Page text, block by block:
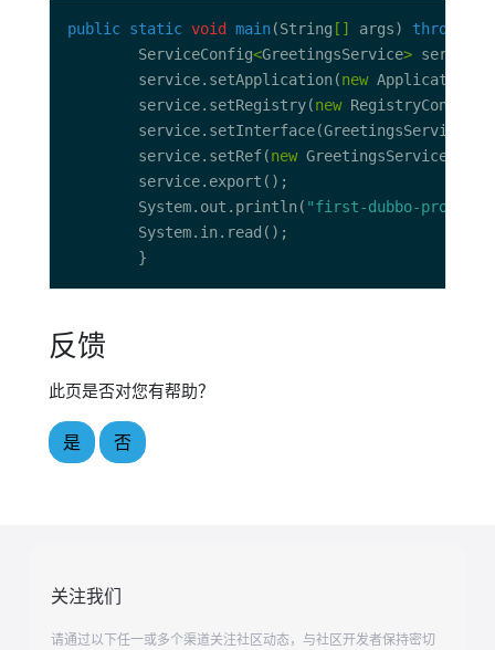
public static void main(String [] args) throws
        ServiceConfig
<GreetingsService> service
        service.setApplication(
new
        service.setRegistry(
new RegistryConfig(
        service.setRef(
new
        System.out.println(
"first-dubbo-
反馈
此页是否对您有帮助？
是 否
关注我们
请通过以下任一或多个渠道关注社区动态，与社区开发者保持密切